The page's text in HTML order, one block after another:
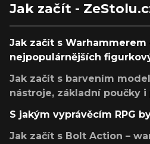
Jak začít -
Jak začít s Warhammerem
nejpopulárnějších
Jak začít s barvením
nástroje, základní poučky
S jakým vyprávěcím RPG
Jak začít s Bolt Action –